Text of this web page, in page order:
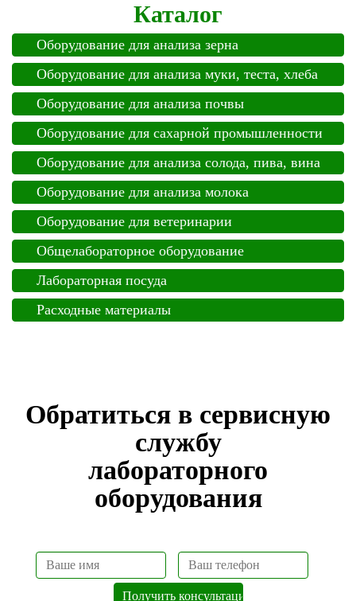
Каталог
Оборудование для анализа зерна
Оборудование для анализа муки, теста, хлеба
Оборудование для анализа почвы
Оборудование для сахарной промышленности
Оборудование для анализа солода, пива, вина
Оборудование для анализа молока
Оборудование для ветеринарии
Общелабораторное оборудование
Лабораторная посуда
Расходные материалы
Обратиться в сервисную
службу
лабораторного
оборудования